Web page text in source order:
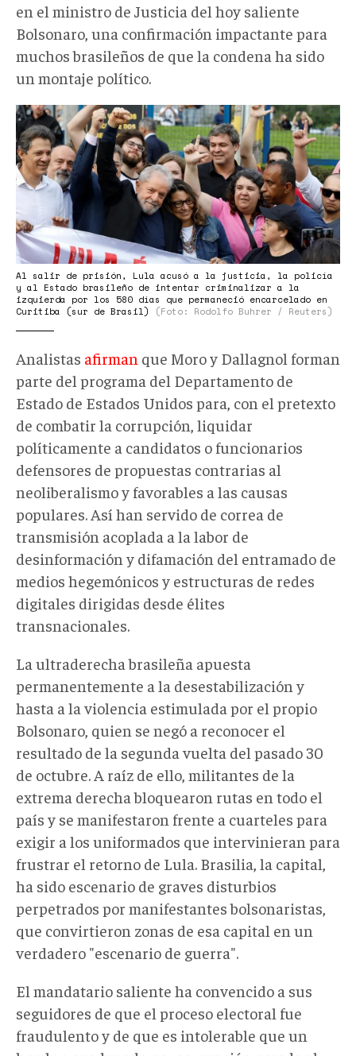
en el ministro de Justicia del hoy saliente
Bolsonaro, una confirmación impactante para
muchos brasileños de que la condena ha sido
un montaje político.
Lawfare2022
002.jpeg
Al salir de prisión, Lula acusó a la justicia, la policía
y al Estado brasileño de intentar criminalizar a la
izquierda por los 580 días que permaneció encarcelado en
Curitiba (sur de Brasil)
(Foto: Rodolfo Buhrer / Reuters)
Analistas afirman que Moro y Dallagnol forman
parte del programa del Departamento de
Estado de Estados Unidos para, con el pretexto
de combatir la corrupción, liquidar
políticamente a candidatos o funcionarios
defensores de propuestas contrarias al
neoliberalismo y favorables a las causas
populares. Así han servido de correa de
transmisión acoplada a la labor de
desinformación y difamación del entramado de
medios hegemónicos y estructuras de redes
digitales dirigidas desde élites
transnacionales.
La ultraderecha brasileña apuesta
permanentemente a la desestabilización y
hasta a la violencia estimulada por el propio
Bolsonaro, quien se negó a reconocer el
resultado de la segunda vuelta del pasado 30
de octubre. A raíz de ello, militantes de la
extrema derecha bloquearon rutas en todo el
país y se manifestaron frente a cuarteles para
exigir a los uniformados que intervinieran para
frustrar el retorno de Lula. Brasilia, la capital,
ha sido escenario de graves disturbios
perpetrados por manifestantes bolsonaristas,
que convirtieron zonas de esa capital en un
verdadero "escenario de guerra".
El mandatario saliente ha convencido a sus
seguidores de que el proceso electoral fue
fraudulento y de que es intolerable que un